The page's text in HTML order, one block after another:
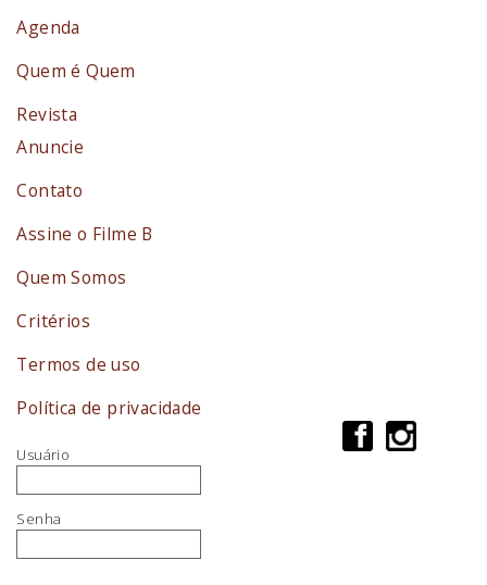
Agenda
Quem é Quem
Revista
Anuncie
Contato
Assine o Filme B
Quem Somos
Critérios
Termos de uso
Política de privacidade
Usuário
Senha